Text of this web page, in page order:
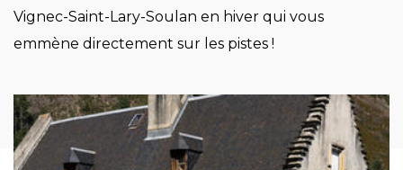
Vignec-Saint-Lary-Soulan en hiver qui vous
emmène directement sur les pistes !
Image